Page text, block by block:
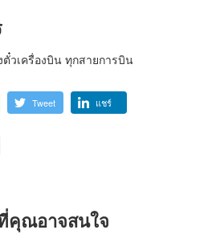
วเครื่องบิน ทุกสายการบิน
Tweet แชร์
คุณอาจสนใจ